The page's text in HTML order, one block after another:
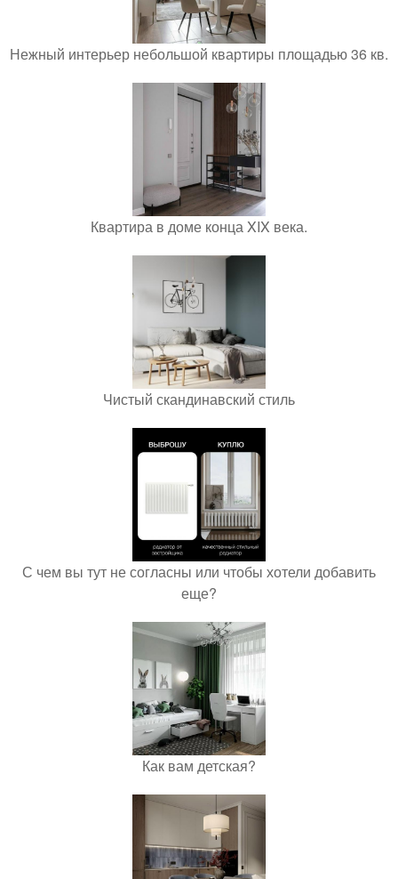
Нежный интерьер небольшой квартиры площадью 36 кв.
Квартира в доме конца XIX века.
Чистый скандинавский стиль
С чем вы тут не согласны или чтобы хотели добавить
еще?
Как вам детская?